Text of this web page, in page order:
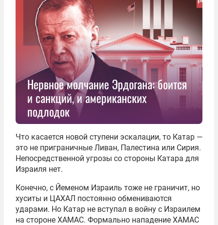
Нервное молчание Эрдогана: боится
и санкций, и американских
подлодок
Что касается новой ступени эскалации, то Катар —
это не приграничные Ливан, Палестина или Сирия.
Непосредственной угрозы со стороны Катара для
Израиля нет.
Конечно, с Йеменом Израиль тоже не граничит, но
хуситы и ЦАХАЛ постоянно обмениваются
ударами. Но Катар не вступал в войну с Израилем
на стороне ХАМАС. Формально нападение ХАМАС